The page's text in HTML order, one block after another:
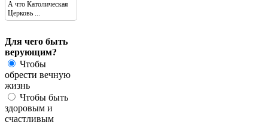
А что Католическая
Церковь ...
Для чего быть
верующим?
Чтобы
обрести вечную
жизнь
Чтобы быть
здоровым и
счастливым